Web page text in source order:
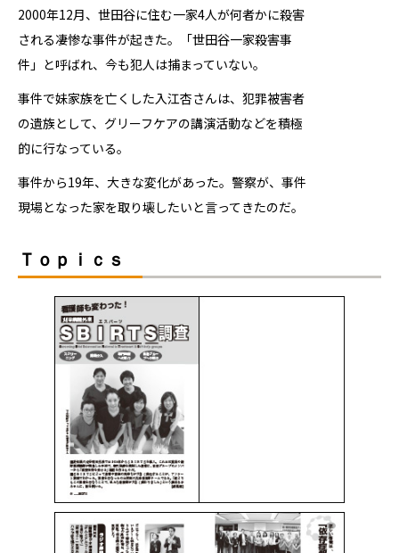
2000年12月、世田谷に住む一家4人が何者かに殺害
される凄惨な事件が起きた。「世田谷一家殺害事
件」と呼ばれ、今も犯人は捕まっていない。
事件で妹家族を亡くした入江杏さんは、犯罪被害者
の遺族として、グリーフケアの講演活動などを積極
的に行なっている。
事件から19年、大きな変化があった。警察が、事件
現場となった家を取り壊したいと言ってきたのだ――。
Ｔｏｐｉｃｓ